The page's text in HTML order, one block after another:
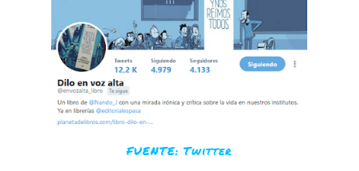
FUENTE: Twitter